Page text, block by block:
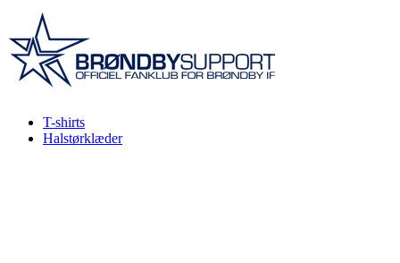
Videre
indhold
T-shirts
Halstørklæder